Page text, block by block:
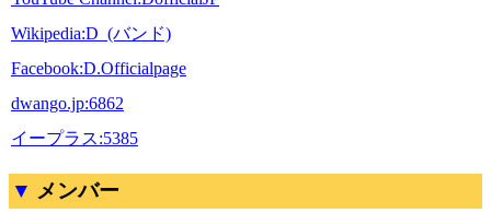
Wikipedia:D_(バンド)
Facebook:D.Officialpage
dwango.jp:6862
イープラス:5385
メンバー